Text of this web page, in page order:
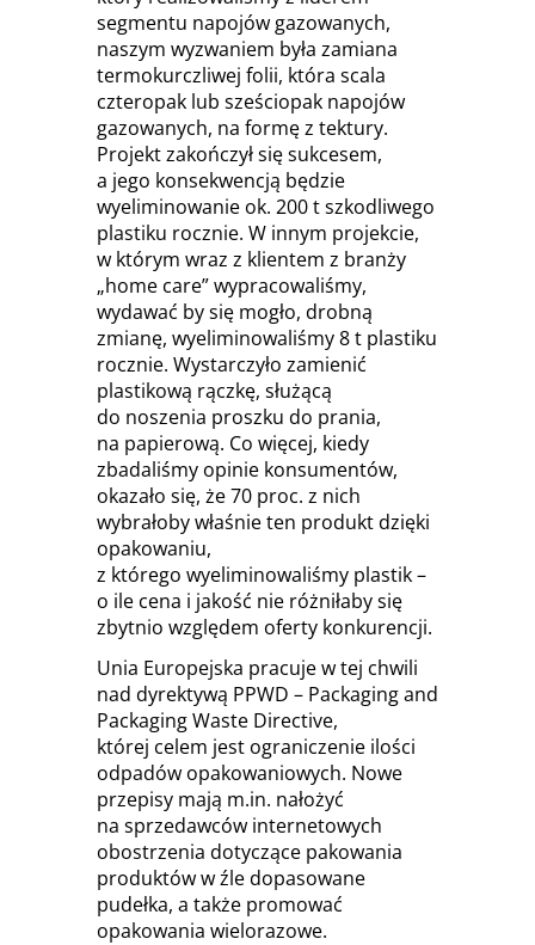
segmentu napojów gazowanych,
naszym wyzwaniem była zamiana
termokurczliwej folii, która scala
czteropak lub sześciopak napojów
gazowanych, na formę z tektury.
Projekt zakończył się sukcesem,
a jego konsekwencją będzie
wyeliminowanie ok. 200 t szkodliwego
plastiku rocznie. W innym projekcie,
w którym wraz z klientem z branży
„home care” wypracowaliśmy,
wydawać by się mogło, drobną
zmianę, wyeliminowaliśmy 8 t plastiku
rocznie. Wystarczyło zamienić
plastikową rączkę, służącą
do noszenia proszku do prania,
na papierową. Co więcej, kiedy
zbadaliśmy opinie konsumentów,
okazało się, że 70 proc. z nich
wybrałoby właśnie ten produkt dzięki
opakowaniu,
z którego wyeliminowaliśmy plastik –
o ile cena i jakość nie różniłaby się
zbytnio względem oferty konkurencji.
Unia Europejska pracuje w tej chwili
nad dyrektywą PPWD – Packaging and
Packaging Waste Directive,
której celem jest ograniczenie ilości
odpadów opakowaniowych. Nowe
przepisy mają m.in. nałożyć
na sprzedawców internetowych
obostrzenia dotyczące pakowania
produktów w źle dopasowane
pudełka, a także promować
opakowania wielorazowe.